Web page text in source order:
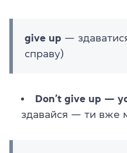
give up —
справу)
Don’t give up —
здавайся — ти вже